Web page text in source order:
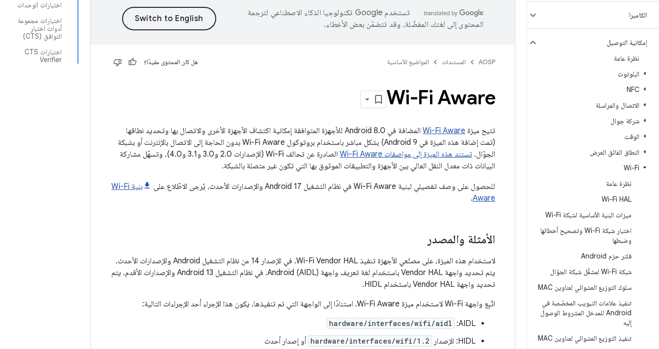
الكاميرا
إمكانية التوصيل
نظرة عامة
البلوتوث
NFC
الاتصال والمراسلة
شركة جوال‬
الوقت
النطاق الفائق العرض
Wi-Fi
نظرة عامة
Wi-Fi HAL
ميزات البنية الأساسية لشبكة Wi-Fi
اختبار شبكة Wi-Fi وتصحيح أخطائها
وضبطها
فلتر حزم Android
شبكة Wi-Fi لمشغِّل شبكة الجوّال
سلوك التوزيع العشوائي لعناوين MAC
تنفيذ علامات التبويب المخصّصة في
Android للمدخل المشروط الوصول
إليه
تنفيذ التوزيع العشوائي لعناوين MAC
اختبارات الوحدات
اختبارات مجموعة
أدوات اختبار
التوافق (CTS)
اختبارات CTS
Verifier
تستخدم Google تكنولوجيا الذكاء الاصطناعي لترجمة
المحتوى إلى لغتك المفضّلة، وقد تتضمّن بعض الأخطاء.
AOSP المستندات المواضيع الأساسية هل كان المحتوى مفيدًا؟
Wi-Fi Aware
تتيح ميزة Wi-Fi Aware
المضافة في Android 8.0 للأجهزة المتوافقة إمكانية اكتشاف الأجهزة الأخرى والاتصال بها وتحديد نطاقها
(تمت إضافة هذه الميزة في Android 9) بشكل مباشر باستخدام بروتوكول Wi-Fi Aware بدون الحاجة إلى الاتصال بالإنترنت أو بشبكة
الجوّال. تستند هذه الميزة إلى مواصفات Wi-Fi Aware
الصادرة عن تحالف Wi-Fi (الإصدارات 2.0 و3.0 و3.1 و4.0)، وتسهّل مشاركة
البيانات ذات معدل النقل العالي بين الأجهزة والتطبيقات الموثوق بها التي تكون غير متصلة بالشبكة.
للحصول على وصف تفصيلي لبنية Wi-Fi Aware في نظام التشغيل Android 17 والإصدارات الأحدث، يُرجى الاطّلاع على
بنية Wi-Fi
Aware
.
الأمثلة والمصدر
لاستخدام هذه الميزة، على مصنّعي الأجهزة تنفيذ Wi-Fi Vendor HAL. في الإصدار 14 من نظام التشغيل Android والإصدارات الأحدث،
يتم تحديد واجهة Vendor HAL باستخدام لغة تعريف واجهة Android (AIDL). في نظام التشغيل Android 13 والإصدارات الأقدم، يتم
تحديد واجهة Vendor HAL باستخدام HIDL.
اتّبِع واجهة Wi-Fi لاستخدام ميزة Wi-Fi Aware. استنادًا إلى الواجهة التي تم تنفيذها، يكون هذا الإجراء أحد الإجراءات التالية:
AIDL:
hardware/interfaces/wifi/aidl
HIDL: الإصدار hardware/interfaces/wifi/1.2 أو إصدار أحدث